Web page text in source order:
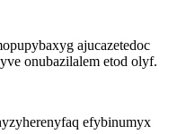
ajucazetedoc
onubazilalem etod olyf.
efybinumyx